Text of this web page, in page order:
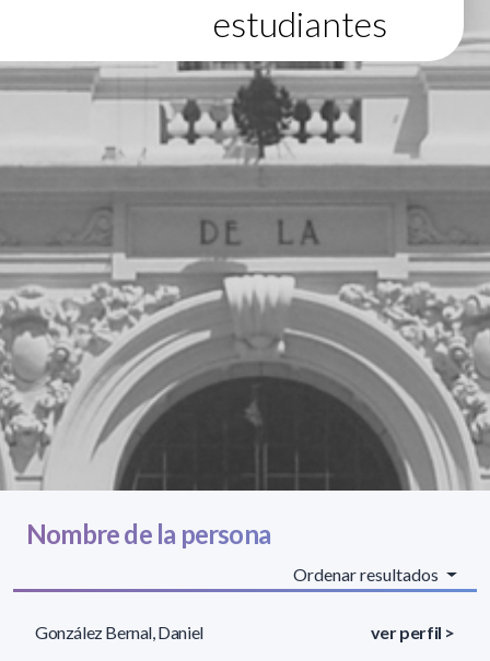
estudiantes
Nombre de la persona
Ordenar resultados
González Bernal, Daniel ver perfil >